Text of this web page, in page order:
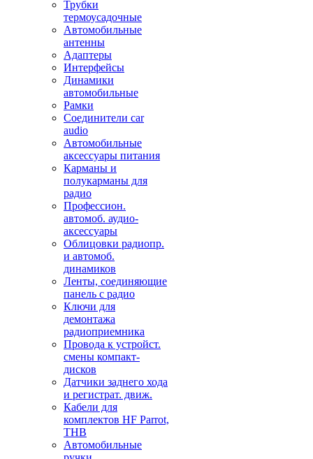
Трубки
термоусадочные
Автомобильные
антенны
Адаптеры
Интерфейсы
Динамики
автомобильные
Рамки
Соединители car
audio
Автомобильные
аксессуары питания
Карманы и
полукарманы для
радио
Профессион.
автомоб. аудио-
аксессуары
Облицовки радиопр.
и автомоб.
динамиков
Ленты, соединяющие
панель с радио
Ключи для
демонтажа
радиоприемника
Провода к устройст.
смены компакт-
дисков
Датчики заднего хода
и регистрат. движ.
Кабели для
комплектов HF Parrot,
THB
Автомобильные